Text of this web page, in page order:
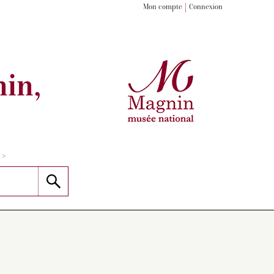
Mon compte Connexion
>